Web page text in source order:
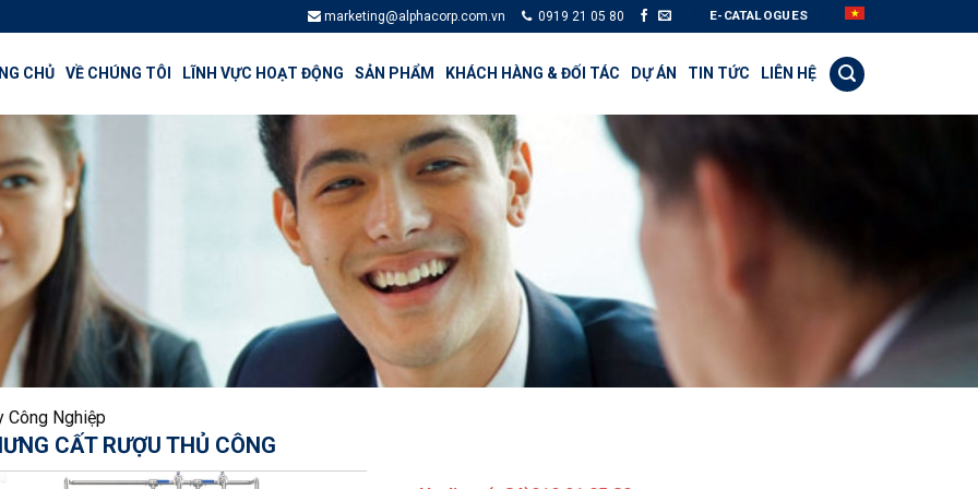
marketing@alphacorp.com.vn 0919 21 05 80 E-CATALOGUES
CHỦ VỀ CHÚNG TÔI LĨNH VỰC HOẠT ĐỘNG SẢN PHẨM KHÁCH HÀNG & ĐỐI TÁC DỰ ÁN TIN TỨC LIÊN HỆ
Công Nghiệp
CẤT RƯỢU THỦ CÔNG